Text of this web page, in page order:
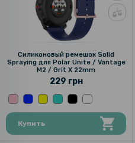
Силиконовый ремешок Solid
Spraying для Polar Unite / Vantage
M2 / Grit X 22mm
229 грн
Купить